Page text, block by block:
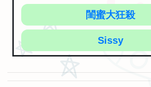
閨蜜大狂殺
Sissy